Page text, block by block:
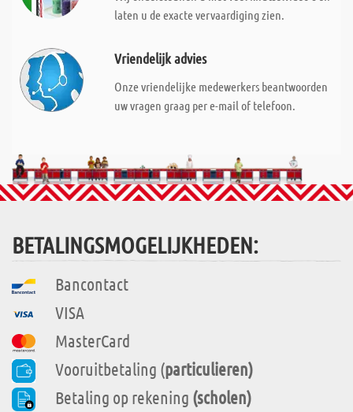
laten u de exacte vervaardiging zien.
Vriendelijk advies
Onze vriendelijke medewerkers beantwoorden
uw vragen graag per e-mail of telefoon.
BETALINGSMOGELIJKHEDEN:
Bancontact
VISA
MasterCard
Vooruitbetaling (particulieren)
Betaling op rekening (scholen)